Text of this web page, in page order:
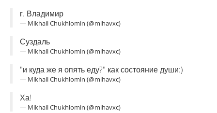
г. Владимир
— Mikhail Chukhlomin (@mihavxc)
Суздаль
— Mikhail Chukhlomin (@mihavxc)
"и куда же я опять еду?" как состояние души:)
— Mikhail Chukhlomin (@mihavxc)
Ха!
— Mikhail Chukhlomin (@mihavxc)